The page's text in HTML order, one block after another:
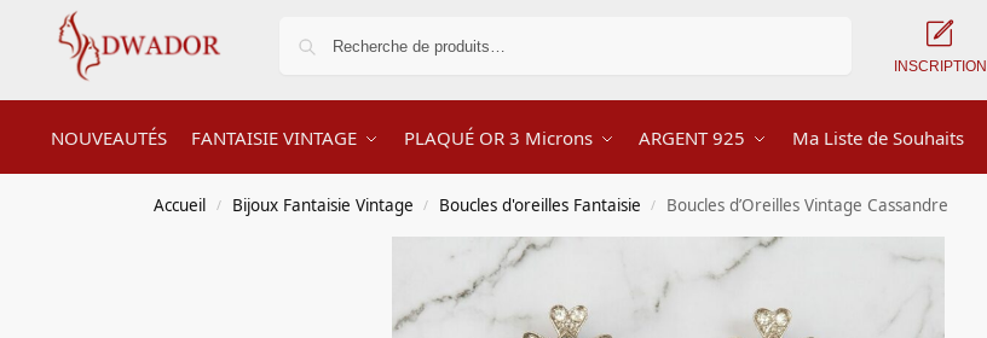
INSCRIPTION
NOUVEAUTÉS FANTAISIE VINTAGE PLAQUÉ OR 3 Microns ARGENT 925 Ma Liste de Souhaits
Accueil / Bijoux Fantaisie Vintage / Boucles d'oreilles Fantaisie / Boucles d’Oreilles Vintage Cassandre